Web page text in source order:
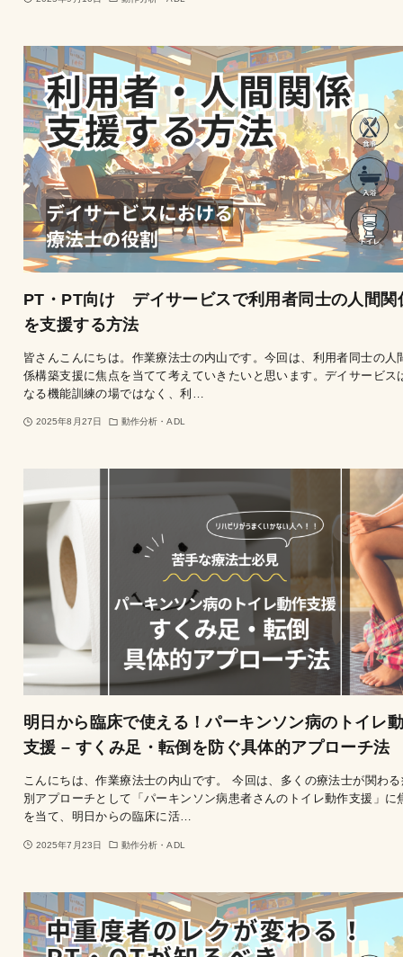
PT・PT向け デイサービスで利用者同士の人間関
を支援する方法
皆さんこんにちは。作業療法士の内山です。今回は、利用者同士の人
係構築支援に焦点を当てて考えていきたいと思います。デイサービス
なる機能訓練の場ではなく、利…
2025年8月27日 動作分析・ADL
明日から臨床で使える！パーキンソン病のトイレ
支援 – すくみ足・転倒を防ぐ具体的アプローチ法
こんにちは、作業療法士の内山です。 今回は、多くの療法士が関わ
別アプローチとして「パーキンソン病患者さんのトイレ動作支援」に
を当て、明日からの臨床に活…
2025年7月23日 動作分析・ADL